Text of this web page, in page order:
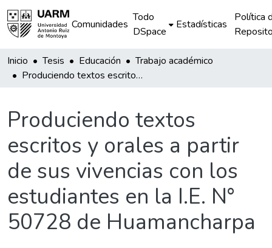
Comunidades
Todo
DSpace
Estadísticas
Política
Inicio Tesis Educación
Trabajo académico
Produciendo textos escritos y orales a partir de sus vivencias con los estudiantes en la I.E. N° 50728 de Huamancharpa
Produciendo textos
escritos y orales a partir
de sus vivencias con los
estudiantes en la I.E. N°
50728 de Huamancharpa